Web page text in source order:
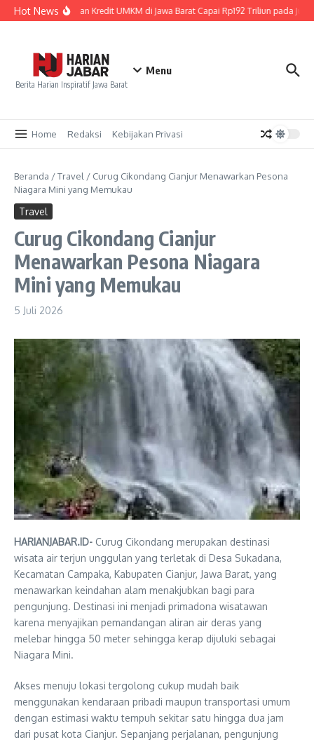
Lewati ke konten
Hot NewsPenyaluran Kredit UMKM di Jawa Barat Capai Rp192 Triliun pada Juni
Berita Harian Inspiratif Jawa Barat
Menu
Home Redaksi Kebijakan Privasi
Beranda /Travel / Curug Cikondang Cianjur Menawarkan Pesona
Niagara Mini yang Memukau
Travel
Curug Cikondang Cianjur
Menawarkan Pesona Niagara
Mini yang Memukau
5 Juli 2026
HARIANJABAR.ID- Curug Cikondang merupakan destinasi
wisata air terjun unggulan yang terletak di Desa Sukadana,
Kecamatan Campaka, Kabupaten Cianjur, Jawa Barat, yang
menawarkan keindahan alam menakjubkan bagi para
pengunjung. Destinasi ini menjadi primadona wisatawan
karena menyajikan pemandangan aliran air deras yang
melebar hingga 50 meter sehingga kerap dijuluki sebagai
Niagara Mini.
Akses menuju lokasi tergolong cukup mudah baik
menggunakan kendaraan pribadi maupun transportasi umum
dengan estimasi waktu tempuh sekitar satu hingga dua jam
dari pusat kota Cianjur. Sepanjang perjalanan, pengunjung